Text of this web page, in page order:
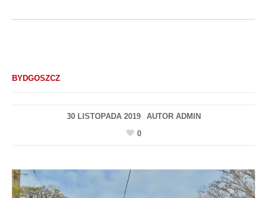
BYDGOSZCZ
30 LISTOPADA 2019 AUTOR ADMIN
0